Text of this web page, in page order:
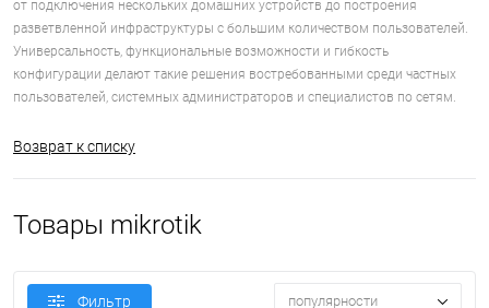
от подключения нескольких домашних устройств до построения
разветвленной инфраструктуры с большим количеством пользователей.
Универсальность, функциональные возможности и гибкость
конфигурации делают такие решения востребованными среди частных
пользователей, системных администраторов и специалистов по сетям.
Возврат к списку
Товары mikrotik
Фильтр популярности